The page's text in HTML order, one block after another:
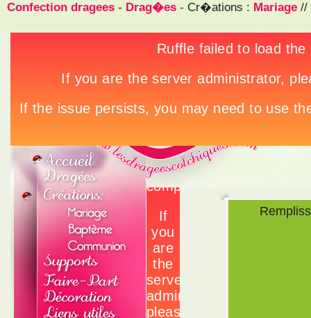
Confection dragees - Drag�es - Cr�ations : Mariage //